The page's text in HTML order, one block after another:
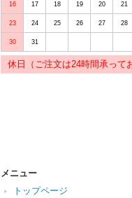
16 17 18 19 20 21
23 24 25 26 27 28
30 31
休日（ご注文は24時間承って
メニュー
トップページ